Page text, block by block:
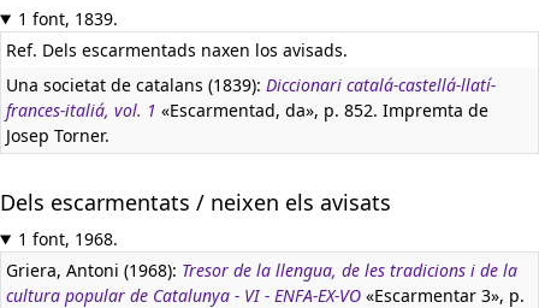
1 font, 1839.
Ref. Dels escarmentads naxen los avisads.
Una societat de catalans (1839): Diccionari catalá-castellá-llatí-
frances-italiá, vol. 1 «Escarmentad, da», p. 852. Impremta de
Josep Torner.
Dels escarmentats / neixen els avisats
1 font, 1968.
Griera, Antoni (1968): Tresor de la llengua, de les tradicions i de la
cultura popular de Catalunya - VI - ENFA-EX-VO «Escarmentar 3», p.